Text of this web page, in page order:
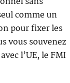
comme un
pour fixer les
vous souvenez
l’UE, le FMI